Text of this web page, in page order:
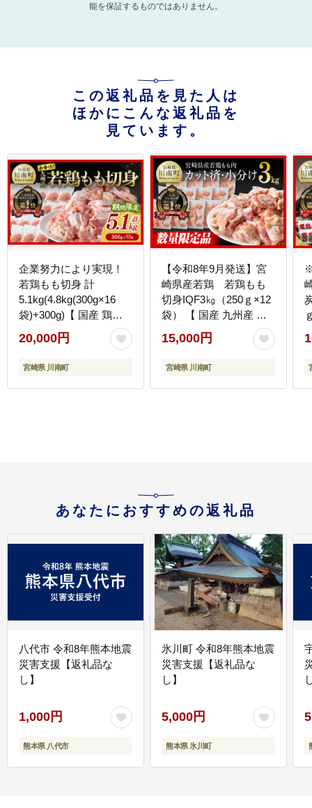
能を保証するものではありません。
この返礼品を見た人は
ほかにこんな返礼品を
見ています。
企業努力により実現！
若鶏もも切身 計
5.1kg(4.8kg(300g×16
袋)+300g)【 国産 鶏肉
肉 とり もも肉 モモ
5.1kg からあげ 唐揚げ
チキン南蛮 送料無料 】
20,000円
宮崎県 川南町
【令和8年9月発送】宮
崎県産若鶏 若鶏もも
切身IQF3㎏（250ｇ×12
袋） 【 国産 九州産 鶏
肉 若鶏 肉 とり もも モ
モ肉 たっぷり 大容量 宮
崎県 川南町 送料無料 】
15,000円
宮崎県 川南町
あなたにおすすめの返礼品
八代市 令和8年熊本地震
災害支援【返礼品な
し】
1,000円
熊本県 八代市
氷川町 令和8年熊本地震
災害支援【返礼品な
し】
5,000円
熊本県 氷川町